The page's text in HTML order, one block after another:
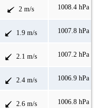
2 m/s 1008.4 hPa
1.9 m/s 1007.8 hPa
2.1 m/s 1007.2 hPa
2.4 m/s 1006.9 hPa
2.6 m/s 1006.8 hPa